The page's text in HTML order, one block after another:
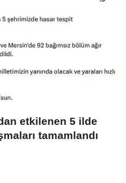
etkilenen 5 ilde
tamamlandı